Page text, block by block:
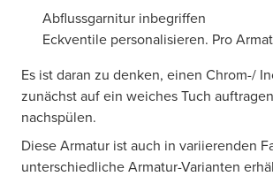
Abflussgarnitur inbegriffen
Eckventile personalisieren. Pro
Es ist daran zu denken, einen Chrom-/
zunächst auf ein weiches Tuch
nachspülen.
Diese Armatur ist auch in variierenden
unterschiedliche Armatur-Varianten